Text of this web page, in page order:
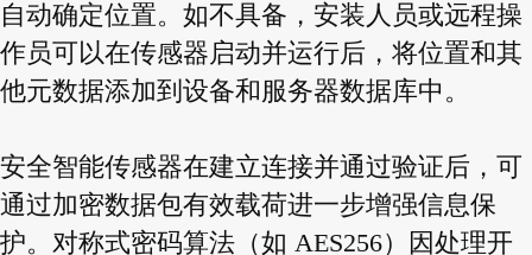
自动确定位置。如不具备，安装人员或远程操
作员可以在传感器启动并运行后，将位置和其
他元数据添加到设备和服务器数据库中。
安全智能传感器在建立连接并通过验证后，可
通过加密数据包有效载荷进一步增强信息保
护。对称式密码算法（如 AES256）因处理开